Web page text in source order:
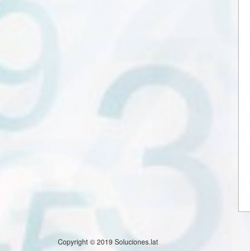
Copyright © 2019 Soluciones.lat